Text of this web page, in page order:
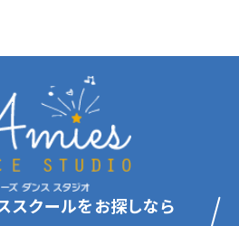
スクールをお探しなら